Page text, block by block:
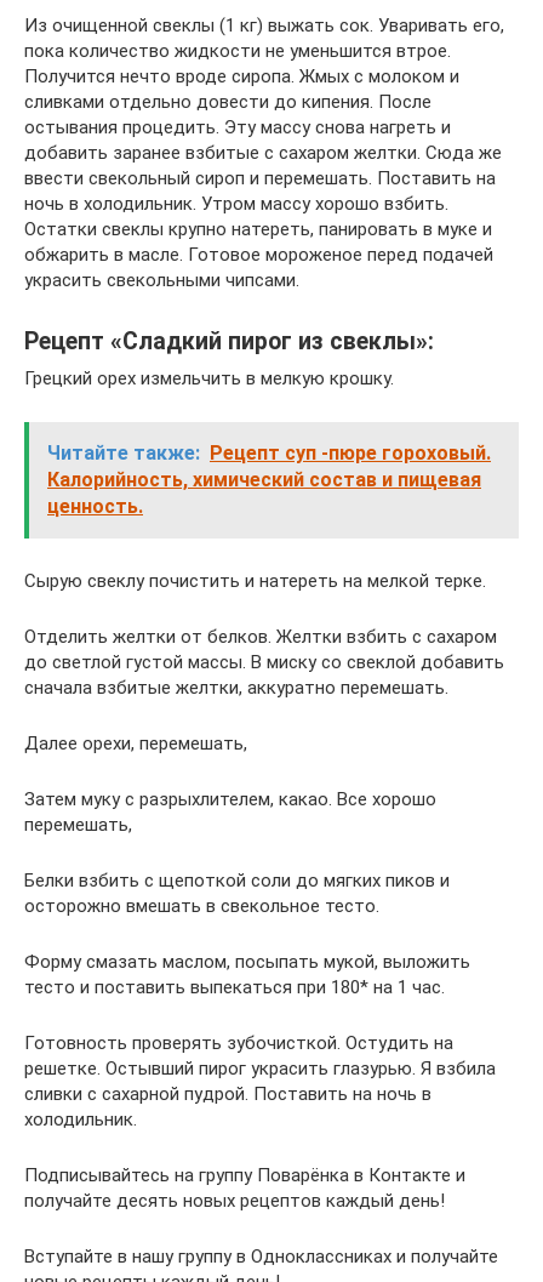
Из очищенной свеклы (1 кг) выжать сок. Уваривать его,
пока количество жидкости не уменьшится втрое.
Получится нечто вроде сиропа. Жмых с молоком и
сливками отдельно довести до кипения. После
остывания процедить. Эту массу снова нагреть и
добавить заранее взбитые с сахаром желтки. Сюда же
ввести свекольный сироп и перемешать. Поставить на
ночь в холодильник. Утром массу хорошо взбить.
Остатки свеклы крупно натереть, панировать в муке и
обжарить в масле. Готовое мороженое перед подачей
украсить свекольными чипсами.
Рецепт «Сладкий пирог из свеклы»:
Грецкий орех измельчить в мелкую крошку.
Читайте также: Рецепт суп -пюре гороховый.
Калорийность, химический состав и пищевая
ценность.
Сырую свеклу почистить и натереть на мелкой терке.
Отделить желтки от белков. Желтки взбить с сахаром
до светлой густой массы. В миску со свеклой добавить
сначала взбитые желтки, аккуратно перемешать.
Далее орехи, перемешать,
Затем муку с разрыхлителем, какао. Все хорошо
перемешать,
Белки взбить с щепоткой соли до мягких пиков и
осторожно вмешать в свекольное тесто.
Форму смазать маслом, посыпать мукой, выложить
тесто и поставить выпекаться при 180* на 1 час.
Готовность проверять зубочисткой. Остудить на
решетке. Остывший пирог украсить глазурью. Я взбила
сливки с сахарной пудрой. Поставить на ночь в
холодильник.
Подписывайтесь на группу Поварёнка в Контакте и
получайте десять новых рецептов каждый день!
Вступайте в нашу группу в Одноклассниках и получайте